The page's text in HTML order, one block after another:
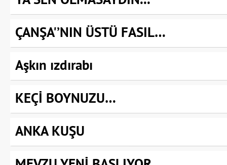
ÇANŞA'’NIN ÜSTÜ FASIL…
Aşkın ızdırabı
KEÇİ BOYNUZU…
ANKA KUŞU